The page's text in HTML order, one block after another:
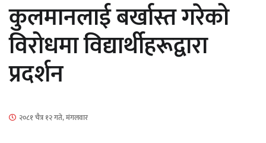
हलमा छैन ‘गौँथली’को टिकट
कुलमानलाई बर्खास्त गरेको
विरोधमा विद्यार्थीहरूद्वारा
प्रदर्शन
२०८१ चैत्र १२ गते, मंगलवार